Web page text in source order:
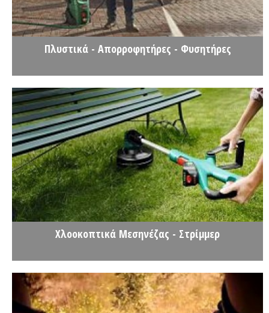
Πλυστικά - Απορροφητήρες - Φυσητήρες
Χλοοκοπτικά Μεσηνέζας - Στρίμμερ